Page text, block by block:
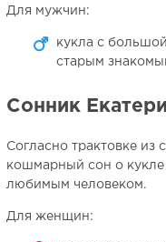
Для мужчин:
кукла с
старым
Сонник
Согласно трактовке из
кошмарный сон о кукле
любимым человеком.
Для женщин: